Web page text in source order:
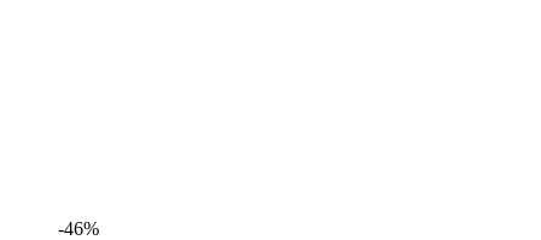
-46%